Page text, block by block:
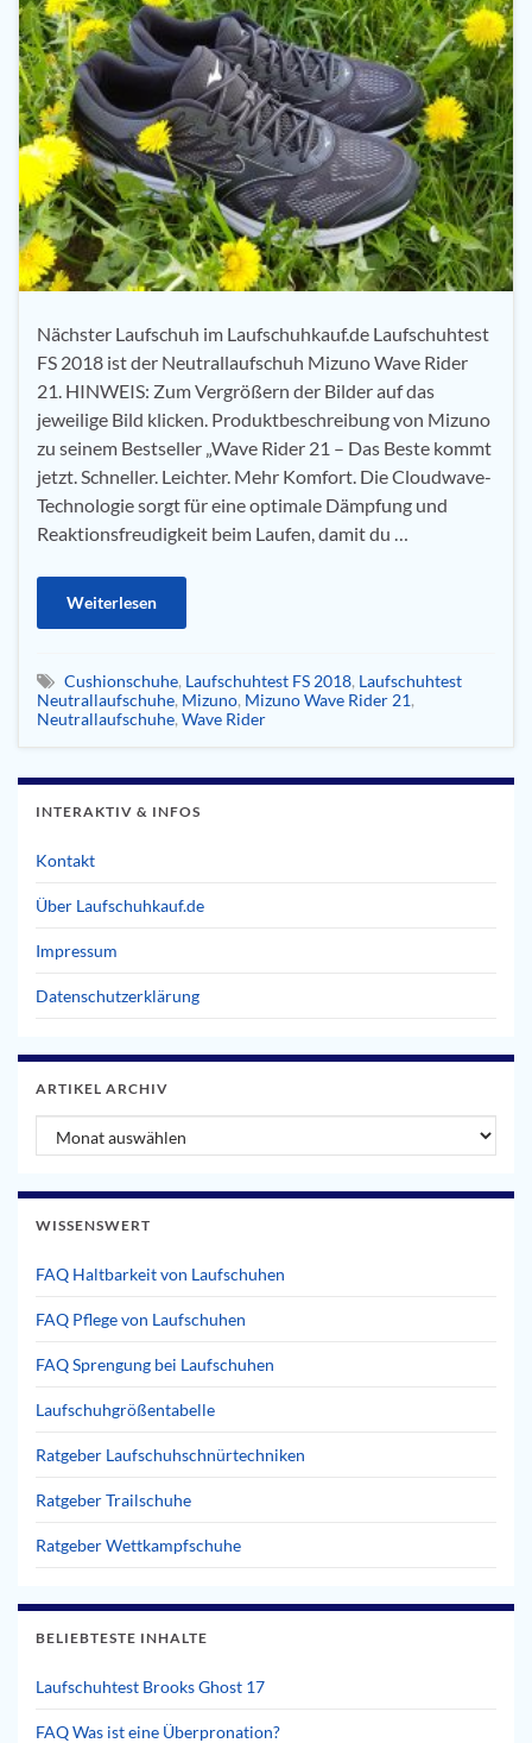
Nächster Laufschuh im Laufschuhkauf.de Laufschuhtest
FS 2018 ist der Neutrallaufschuh Mizuno Wave Rider
21. HINWEIS: Zum Vergrößern der Bilder auf das
jeweilige Bild klicken. Produktbeschreibung von Mizuno
zu seinem Bestseller „Wave Rider 21 – Das Beste kommt
jetzt. Schneller. Leichter. Mehr Komfort. Die Cloudwave-
Technologie sorgt für eine optimale Dämpfung und
Reaktionsfreudigkeit beim Laufen, damit du …
Weiterlesen
Cushionschuhe, Laufschuhtest FS 2018, Laufschuhtest
Neutrallaufschuhe, Mizuno, Mizuno Wave Rider 21,
Neutrallaufschuhe, Wave Rider
INTERAKTIV & INFOS
Kontakt
Über Laufschuhkauf.de
Impressum
Datenschutzerklärung
ARTIKEL ARCHIV
Artikel Archiv
WISSENSWERT
FAQ Haltbarkeit von Laufschuhen
FAQ Pflege von Laufschuhen
FAQ Sprengung bei Laufschuhen
Laufschuhgrößentabelle
Ratgeber Laufschuhschnürtechniken
Ratgeber Trailschuhe
Ratgeber Wettkampfschuhe
BELIEBTESTE INHALTE
Laufschuhtest Brooks Ghost 17
FAQ Was ist eine Überpronation?